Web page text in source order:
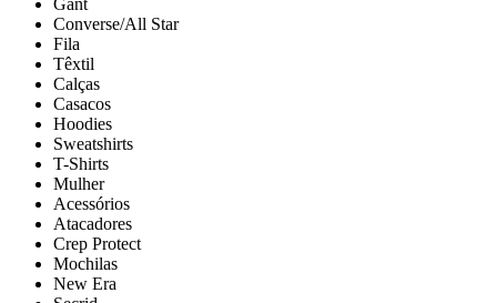
Converse/All Star
Fila
Têxtil
Calças
Casacos
Hoodies
Sweatshirts
T-Shirts
Mulher
Acessórios
Atacadores
Crep Protect
Mochilas
New Era